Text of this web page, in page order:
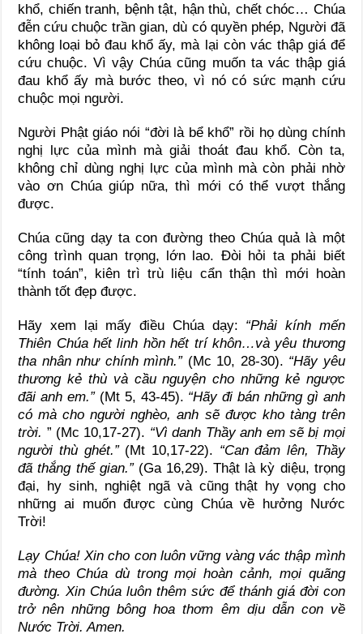
khổ, chiến tranh, bệnh tật, hận thù, chết chóc… Chúa
đễn cứu chuộc trần gian, dù có quyền phép, Người đã
không loại bỏ đau khổ ấy, mà lại còn vác thập giá để
cứu chuộc. Vì vậy Chúa cũng muốn ta vác thập giá
đau khổ ấy mà bước theo, vì nó có sức mạnh cứu
chuộc mọi người.
Người Phật giáo nói “đời là bể khổ” rồi họ dùng chính
nghị lực của mình mà giải thoát đau khổ. Còn ta,
không chỉ dùng nghị lực của mình mà còn phải nhờ
vào ơn Chúa giúp nữa, thì mới có thể vượt thắng
được.
Chúa cũng dạy ta con đường theo Chúa quả là một
công trình quan trọng, lớn lao. Đòi hỏi ta phải biết
“tính toán”, kiên trì trù liệu cẩn thận thì mới hoàn
thành tốt đẹp được.
Hãy xem lại mấy điều Chúa dạy: “Phải kính mến
Thiên Chúa hết linh hồn hết trí khôn…và yêu thương
tha nhân như chính mình.” (Mc 10, 28-30). “Hãy yêu
thương kẻ thù và cầu nguyện cho những kẻ ngược
đãi anh em.” (Mt 5, 43-45). “Hãy đi bán những gì anh
có mà cho người nghèo, anh sẽ được kho tàng trên
trời. ” (Mc 10,17-27). “Vì danh Thầy anh em sẽ bị mọi
người thù ghét.” (Mt 10,17-22). “Can đảm lên, Thầy
đã thắng thế gian.” (Ga 16,29). Thật là kỳ diệu, trọng
đại, hy sinh, nghiệt ngã và cũng thật hy vọng cho
những ai muốn được cùng Chúa về hưởng Nước
Trời!
Lạy Chúa! Xin cho con luôn vững vàng vác thập mình
mà theo Chúa dù trong mọi hoàn cảnh, mọi quãng
đường. Xin Chúa luôn thêm sức để thánh giá đời con
trở nên những bông hoa thơm êm dịu dẫn con về
Nước Trời. Amen.